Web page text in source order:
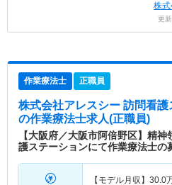
株
更
作業療法士 正職員
株式会社アレスシー 訪問看
の作業療法士求人(正職員)
【大阪府／大阪市阿倍野区】精
護ステーションにて作業療法士の
【モデル月収】 30.0